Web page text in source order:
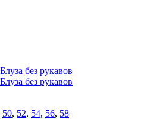
50, 52, 54, 56, 58